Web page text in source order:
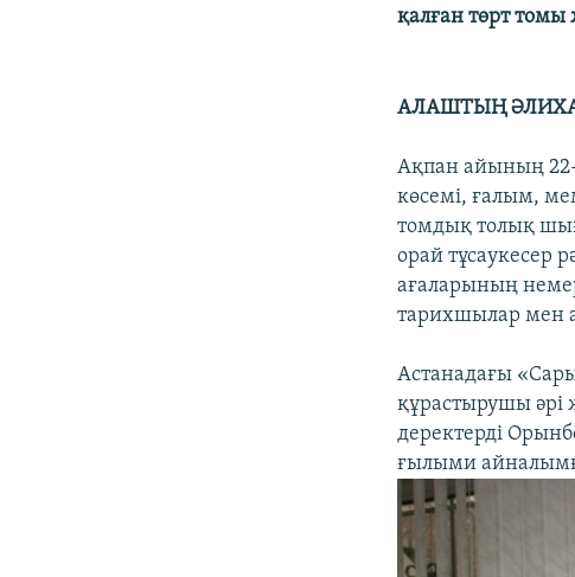
қалған төрт
АЛАШТЫҢ
Ақпан айының 22-
көсемі, ғалым,
томдық толық
орай тұсаукесер
ағаларының
тарихшылар мен
Астанадағы
құрастырушы
деректерді
ғылыми